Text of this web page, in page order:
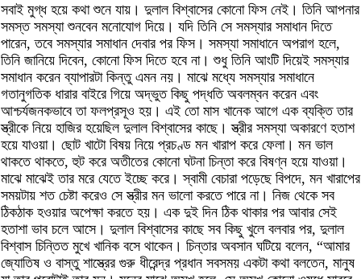
সবাই মুগ্ধ হয়ে কথা শুনে যায়। দুলাল বিশ্বাসের কোনো ফিস নেই। তিনি আপনার
সমস্ত সমস্যা শুনবেন মনোযোগ দিয়ে। যদি তিনি সে সমস্যার সমাধান দিতে
পারেন, তবে সমস্যার সমাধান দেবার পর ফিস। সমস্যা সমাধানে অপরাগ হলে,
তিনি জানিয়ে দিবেন, কোনো ফিস দিতে হবে না। শুধু তিনি আংটি দিয়েই সমস্যার
সমাধান করেন ব্যাপারটা কিন্তু এমন নয়। মাঝে মধ্যে সমস্যার সমাধানে
গতানুগতিক ধারার বাইরে গিয়ে অদ্ভুত কিছু পদ্ধতি অবলম্বন করেন এবং
আশ্চর্যজনকভাবে তা ফলপ্রসূও হয়। এই তো মাস খানেক আগে এক ব্যক্তি তার
স্ত্রীকে নিয়ে হাজির হয়েছিল দুলাল বিশ্বাসের কাছে। স্ত্রীর সমস্যা অকারণে হতাশ
হয়ে যাওয়া। ছোট খাটো বিষয় নিয়ে প্রচণ্ড মন খারাপ করে ফেলা। মন ভাল
থাকতে থাকতে, হুট করে অতীতের কোনো ঘটনা চিন্তা করে বিষণ্ন হয়ে যাওয়া।
মাঝে মাঝেই তার মরে যেতে ইচ্ছে করে। স্বামী বেচারা পড়েছে বিপদে, মন খারাপের
সময়টায় শত চেষ্টা করেও সে স্ত্রীর মন ভালো করতে পারে না। নিজ থেকে সব
ঠিকঠাক হওয়ার অপেক্ষা করতে হয়। এক দুই দিন ঠিক থাকার পর আবার সেই
হতাশা ভাব চলে আসে। দুলাল বিশ্বাসের কাছে সব কিছু খুলে বলবার পর, দুলাল
বিশ্বাস চিন্তিত মুখে খানিক বসে থাকেন। চিন্তার অবসান ঘটিয়ে বলেন, “আমার
জ্যোতিষ ও বাস্তু শাস্ত্রের গুরু ধীরেন্দ্র প্রধান সবসময় একটা কথা বলতেন, মানুষ